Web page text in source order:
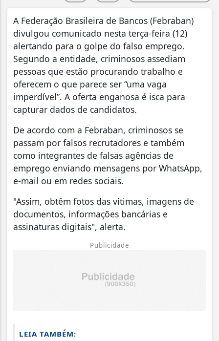
A Federação Brasileira de Bancos (Febraban)
divulgou comunicado nesta terça-feira (12)
alertando para o golpe do falso emprego.
Segundo a entidade, criminosos assediam
pessoas que estão procurando trabalho e
oferecem o que parece ser “uma vaga
imperdível”. A oferta enganosa é isca para
capturar dados de candidatos.
De acordo com a Febraban, criminosos se
passam por falsos recrutadores e também
como integrantes de falsas agências de
emprego enviando mensagens por WhatsApp,
e-mail ou em redes sociais.
"Assim, obtêm fotos das vítimas, imagens de
documentos, informações bancárias e
assinaturas digitais", alerta.
Publicidade
LEIA TAMBÉM: